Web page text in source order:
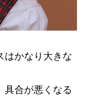
はかなり大きな
具合が悪くなる